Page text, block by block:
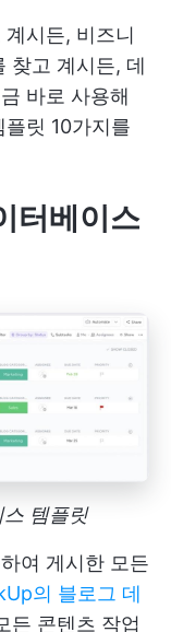
시든, 비즈니
찾고 계시든, 데
바로 사용해
릿 10가지를
터베이스
템플릿
여 게시한 모든
의 블로그 데
든 콘텐츠 작업